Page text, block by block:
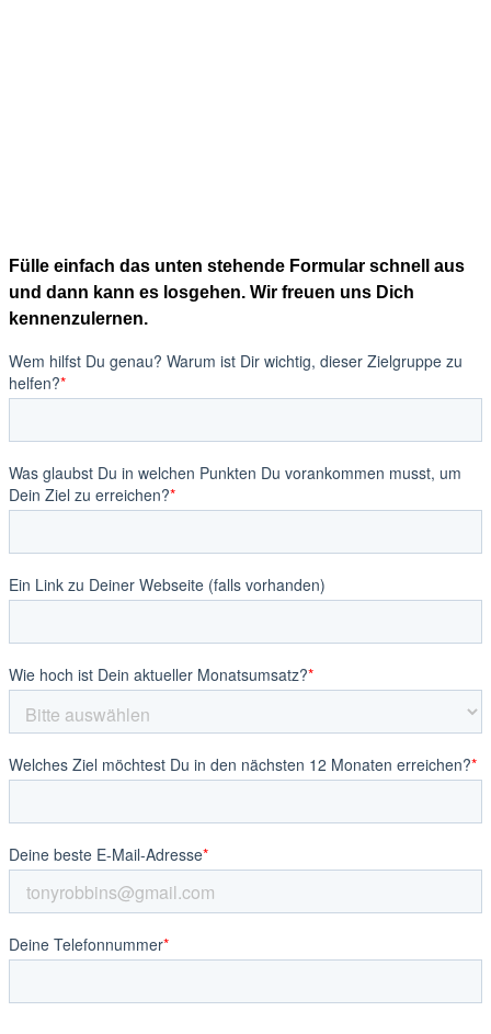
Fülle einfach das unten stehende Formular schnell aus
und dann kann es losgehen. Wir freuen uns Dich
kennenzulernen.